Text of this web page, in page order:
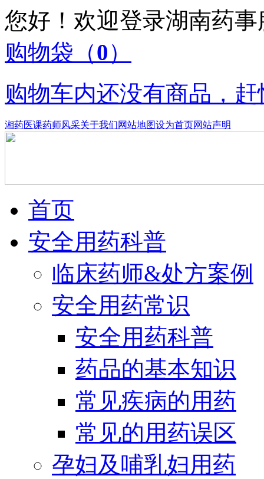
您好！欢迎登录湖南药
购物袋 （0）
购物车内还没有商品，
湘药医课药师风采关于我们网站地图设为首页网站声明
首页
安全用药科普
临床药师&处方案例
安全用药常识
安全用药科普
药品的基本知识
常见疾病的用药
常见的用药误区
孕妇及哺乳妇用药